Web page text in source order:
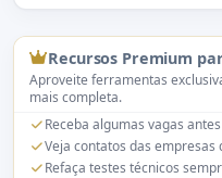
Recursos Premium
Aproveite ferramentas
mais completa.
Receba algumas vagas
Veja contatos das empresas
Refaça testes técnicos